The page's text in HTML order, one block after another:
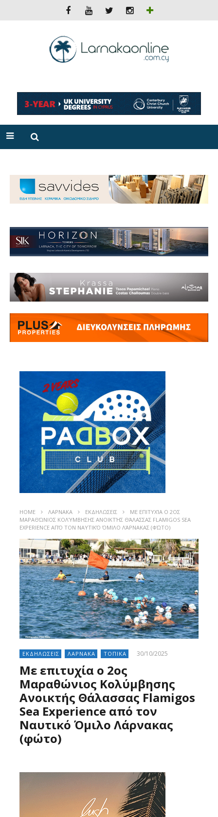
HOME ΛΑΡΝΑΚΑ ΕΚΔΗΛΩΣΕΙΣ
ΜΕ ΕΠΙΤΥΧΊΑ Ο 2ΟΣ
ΜΑΡΑΘΏΝΙΟΣ ΚΟΛΎΜΒΗΣΗΣ ΑΝΟΙΚΤΉΣ ΘΆΛΑΣΣΑΣ FLAMIGOS SEA
EXPERIENCE ΑΠΌ ΤΟΝ ΝΑΥΤΙΚΌ ΌΜΙΛΟ ΛΆΡΝΑΚΑΣ (ΦΏΤΟ)
ΕΚΔΗΛΩΣΕΙΣ ΛΑΡΝΑΚΑ ΤΟΠΙΚΑ 30/10/2025
Με επιτυχία ο 2ος
Μαραθώνιος Κολύμβησης
Ανοικτής Θάλασσας Flamigos
Sea Experience από τον
Ναυτικό Όμιλο Λάρνακας
(φώτο)